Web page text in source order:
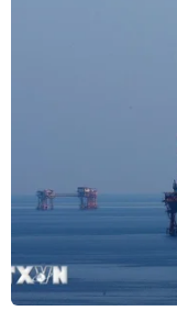
Hơn 1 tỷ
được phát
06/04/2023 02:54
Theo dữ liệu tổng
đã được các
tháng 3 là gần